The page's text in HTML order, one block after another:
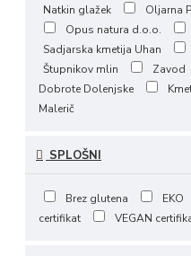
Natkin glažek
Oljarna
Opus natura d.o.o.
Sadjarska kmetija Uhan
Štupnikov mlin
Zavod
Dobrote Dolenjske
Malerič
SPLOŠNI
Brez glutena
EKO
certifikat
VEGAN